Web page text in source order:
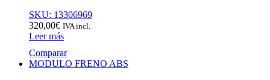
SKU: 13306969
320,00€ IVA incl.
Leer más
Comparar
MODULO FRENO ABS